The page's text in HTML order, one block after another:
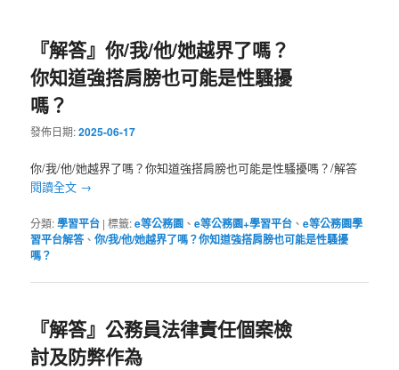
『解答』你/我/他/她越界了嗎？
你知道強搭肩膀也可能是性騷擾
嗎？
發佈日期:2025-06-17
你/我/他/她越界了嗎？你知道強搭肩膀也可能是性騷擾嗎？/解答
閱讀全文 →
分類:學習平台 |標籤:e等公務園 、e等公務園+學習平台 、e等公務園學
習平台解答、你/我/他/她越界了嗎？你知道強搭肩膀也可能是性騷擾
嗎？
『解答』公務員法律責任個案檢
討及防弊作為